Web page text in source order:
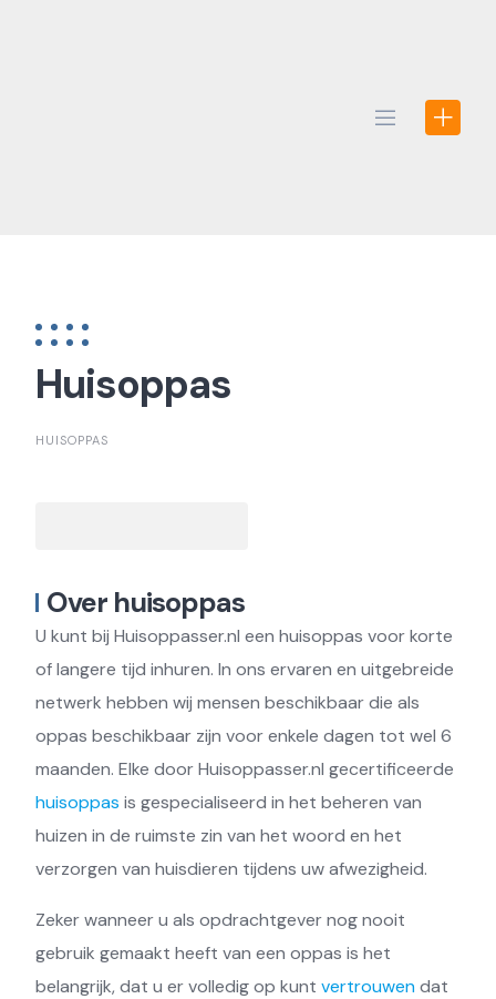
Huisoppas
HUISOPPAS
Over huisoppas
U kunt bij Huisoppasser.nl een huisoppas voor korte
of langere tijd inhuren. In ons ervaren en uitgebreide
netwerk hebben wij mensen beschikbaar die als
oppas beschikbaar zijn voor enkele dagen tot wel 6
maanden. Elke door Huisoppasser.nl gecertificeerde
huisoppas is gespecialiseerd in het beheren van
huizen in de ruimste zin van het woord en het
verzorgen van huisdieren tijdens uw afwezigheid.
Zeker wanneer u als opdrachtgever nog nooit
gebruik gemaakt heeft van een oppas is het
belangrijk, dat u er volledig op kunt vertrouwendat